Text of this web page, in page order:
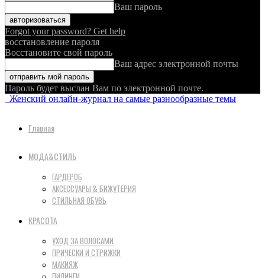
Ваш пароль
Forgot your password? Get help
восстановление пароля
Восстановите свой пароль
Ваш адрес электронной почты
Пароль будет выслан Вам по электронной почте.
Женский онлайн-журнал на самые разнообразные темы
Главная
МОДА&СТИЛЬ
ГАРДЕРОБ
АКСЕССУАРЫ & БИЖУТЕРИЯ
СТИЛЬНАЯ ОБУВЬ
КРАСОТА
УХОД ЗА ВОЛОСАМИ
ПРИЧЕСКИ И СТРИЖКИ
МАКИЯЖ